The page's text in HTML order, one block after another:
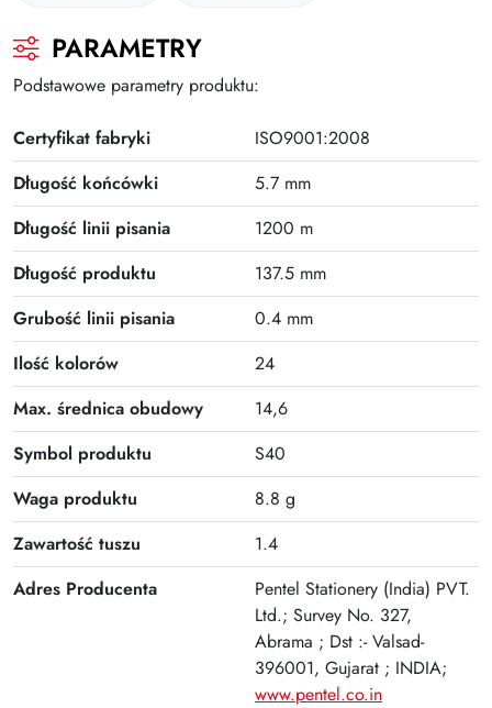
PARAMETRY
Podstawowe parametry produktu:
Certyfikat fabryki
ISO9001:2008
Długość końcówki
5.7 mm
Długość linii pisania
1200 m
Długość produktu
137.5 mm
Grubość linii pisania
0.4 mm
Ilość kolorów
24
Max. średnica obudowy
14,6
Symbol produktu
S40
Waga produktu
8.8 g
Zawartość tuszu
1.4
Adres Producenta
Pentel Stationery (India) PVT.
Ltd.; Survey No. 327,
Abrama ; Dst :- Valsad-
396001, Gujarat ; INDIA;
www.pentel.co.in